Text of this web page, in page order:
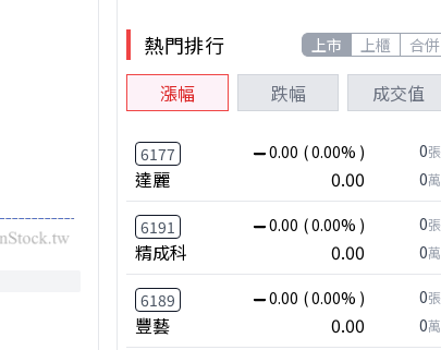
熱門排行 上市 上櫃 合併
漲幅 跌幅 成交值
6177 0.00 ( 0.00% )
達麗 0.00
0張
0萬
6191 0.00 ( 0.00% )
精成科 0.00
0張
0萬
6189 0.00 ( 0.00% )
豐藝 0.00
0張
0萬